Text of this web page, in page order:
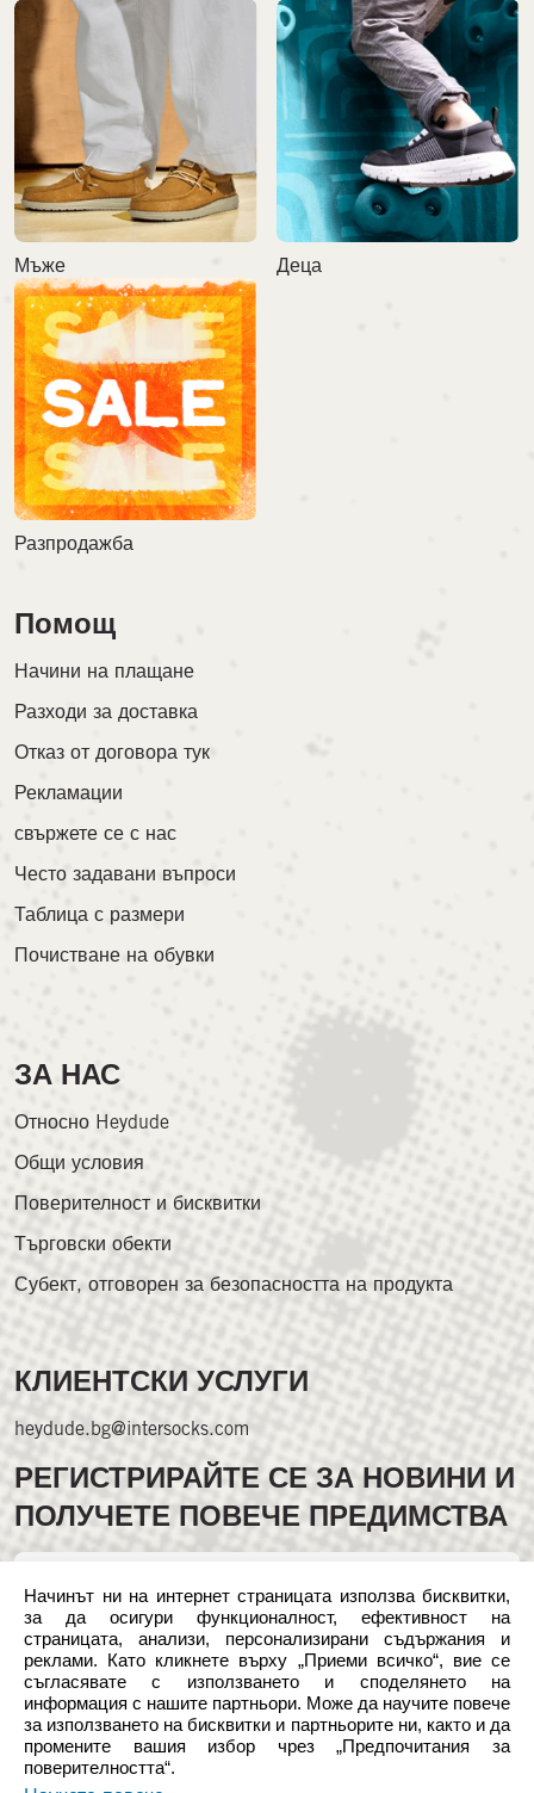
Мъже Деца
Разпродажба
Помощ
Начини на плащане
Разходи за доставка
Отказ от договора тук
Рекламации
свържете се с нас
Често задавани въпроси
Таблица с размери
Почистване на обувки
ЗА НАС
Относно Heydude
Общи условия
Поверителност и бисквитки
Търговски обекти
Субект, отговорен за безопасността на продукта
КЛИЕНТСКИ УСЛУГИ
heydude.bg@intersocks.com
РЕГИСТРИРАЙТЕ СЕ ЗА НОВИНИ И
ПОЛУЧЕТЕ ПОВЕЧЕ ПРЕДИМСТВА
Следвайте ни в социалните мрежи
*Всички цени, показани в български лева (BGN), са
Начинът ни на интернет страницата използва бисквитки,
за да осигури функционалност, ефективност на
страницата, анализи, персонализирани съдържания и
реклами. Като кликнете върху „Приеми всичко“, вие се
съгласявате с използването и споделянето на
информация с нашите партньори. Може да научите повече
за използването на бисквитки и партньорите ни, както и да
промените вашия избор чрез „Предпочитания за
поверителността“.